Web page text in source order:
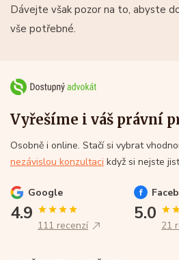
Dávejte však pozor na to, abyste
vše potřebné.
Vyřešíme i váš právní
Osobně i online. Stačí si vybrat
nezávislou konzultaci když si nejste
Google
4.9
111 recenzí
5.0
21